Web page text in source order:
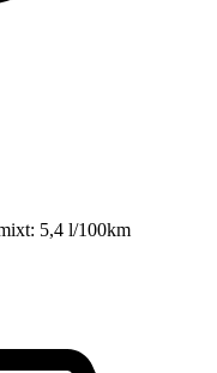
: 5,4 l/100km